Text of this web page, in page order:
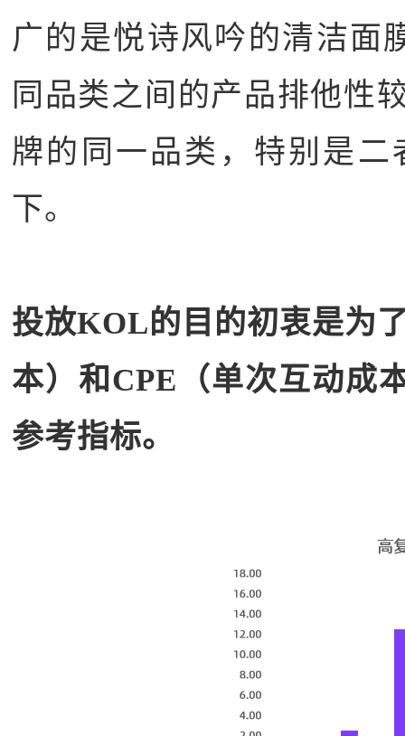
广的是悦诗风吟的清洁面
同品类之间的产品排他性
牌的同一品类，特别是
下。
投放KOL的目的初衷是为
本）和CPE（单次互动成
参考指标。